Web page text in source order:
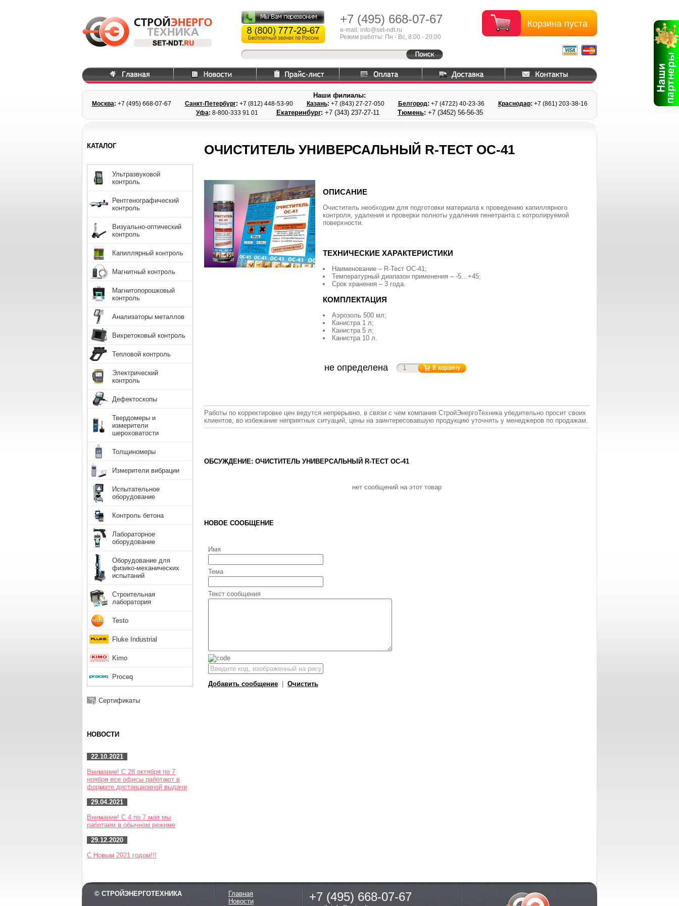
Корзина пуста
+7 (495) 668-07-67
e-mail: info@set-ndt.ru
Режим работы: Пн - Вс, 8:00 - 20:00
Наши филиалы:
Москва: +7 (495) 668-07-67 Санкт-Петербург: +7 (812) 448-53-90 Казань: +7 (843) 27-27-050 Белгород: +7 (4722) 40-23-36 Краснодар: +7 (861) 203-38-16
Уфа: 8-800-333 91 01 Екатеринбург: +7 (343) 237-27-11 Тюмень: +7 (3452) 56-56-35
ОЧИСТИТЕЛЬ УНИВЕРСАЛЬНЫЙ R-ТЕСТ ОС-41
ОПИСАНИЕ
Очиститель необходим для подготовки материала к проведению капиллярного
контроля, удаления и проверки полноты удаления пенетранта с котролируемой
поверхности.
ТЕХНИЧЕСКИЕ ХАРАКТЕРИСТИКИ
Наименование – R-Тест ОС-41;
Температурный диапазон применения – -5…+45;
Срок хранения – 3 года.
КОМПЛЕКТАЦИЯ
Аэрозоль 500 мл;
Канистра 1 л;
Канистра 5 л;
Канистра 10 л.
не определена
Работы по корректировке цен ведутся непрерывно, в связи с чем компания СтройЭнергоТехника убедительно просит своих
клиентов, во избежание неприятных ситуаций, цены на заинтересовавшую продукцию уточнять у менеджеров по продажам.
ОБСУЖДЕНИЕ: ОЧИСТИТЕЛЬ УНИВЕРСАЛЬНЫЙ R-ТЕСТ ОС-41
нет сообщений на этот товар
НОВОЕ СООБЩЕНИЕ
Имя
Тема
Текст сообщения
Добавить сообщение Очистить
КАТАЛОГ
Ультразвуковой
контроль
Рентгенографический
контроль
Визуально-оптический
контроль
Капиллярный контроль
Магнитный контроль
Магнитопорошковый
контроль
Анализаторы металлов
Вихретоковый контроль
Тепловой контроль
Электрический
контроль
Дефектоскопы
Твердомеры и
измерители
шероховатости
Толщиномеры
Измерители вибрации
Испытательное
оборудование
Контроль бетона
Лабораторное
оборудование
Оборудование для
физико-механических
испытаний
Строительная
лаборатория
Testo
Fluke Industrial
Kimo
Proceq
Сертификаты
НОВОСТИ
22.10.2021
Внимание! С 28 октября по 7
ноября все офисы работают в
формате дистанционной выдачи
29.04.2021
Внимание! С 4 по 7 мая мы
работаем в обычном режиме
29.12.2020
С Новым 2021 годом!!!
© СТРОЙЭНЕРГОТЕХНИКА
Главная
Новости
+7 (495) 668-07-67